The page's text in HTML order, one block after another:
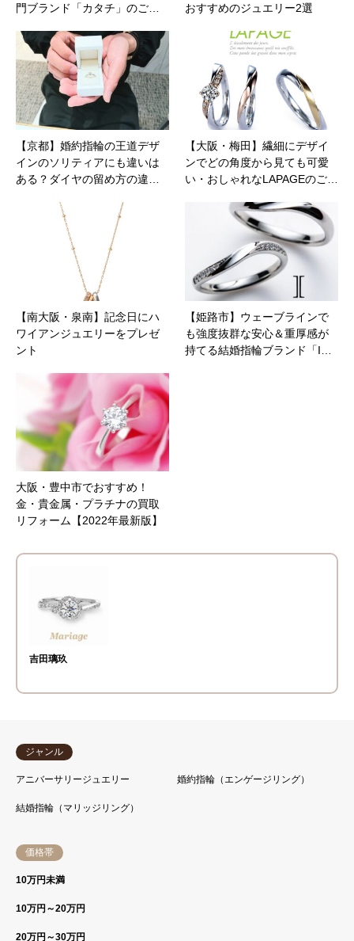
門ブランド「カタチ」のご…
おすすめのジュエリー2選
【京都】婚約指輪の王道デザ
インのソリティアにも違いは
ある？ダイヤの留め方の違…
【大阪・梅田】繊細にデザイ
ンでどの角度から見ても可愛
い・おしゃれなLAPAGEのご…
【南大阪・泉南】記念日にハ
ワイアンジュエリーをプレゼ
ント
【姫路市】ウェーブラインで
も強度抜群な安心＆重厚感が
持てる結婚指輪ブランド「I…
大阪・豊中市でおすすめ！
金・貴金属・プラチナの買取
リフォーム【2022年最新版】
吉田璃玖
ジャンル
アニバーサリージュエリー 婚約指輪（エンゲージリング）
結婚指輪（マリッジリング）
価格帯
10万円未満
10万円～20万円
20万円～30万円